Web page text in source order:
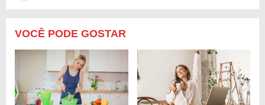
VOCÊ PODE GOSTAR